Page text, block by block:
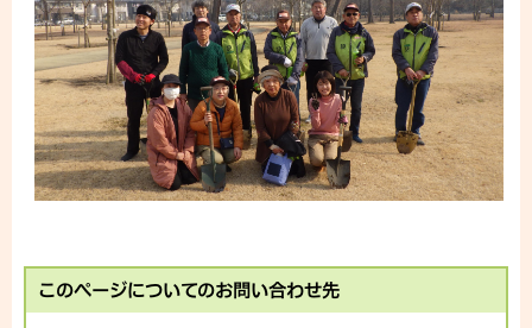
このページについてのお問い合わせ先